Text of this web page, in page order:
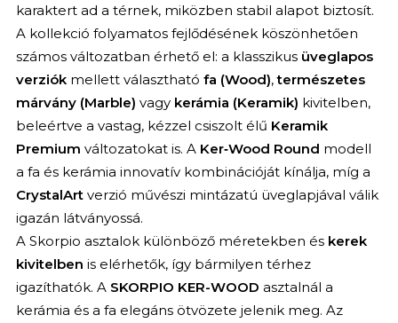
karaktert ad a térnek, miközben stabil alapot biztosít.
A kollekció folyamatos fejlődésének köszönhetően
számos változatban érhető el: a klasszikus üveglapos
verziókmellett választható fa (Wood),természetes
márvány (Marble) vagy kerámia (Keramik) kivitelben,
beleértve a vastag, kézzel csiszolt élű Keramik
Premium változatokat is. A Ker‑Wood Round modell
a fa és kerámia innovatív kombinációját kínálja, míg a
CrystalArtverzió művészi mintázatú üveglapjával válik
igazán látványossá.
A Skorpio asztalok különböző méretekben és kerek
kivitelben is elérhetők, így bármilyen térhez
igazíthatók. A SKORPIO KER-WOOD asztalnál a
kerámia és a fa elegáns ötvözete jelenik meg. Az